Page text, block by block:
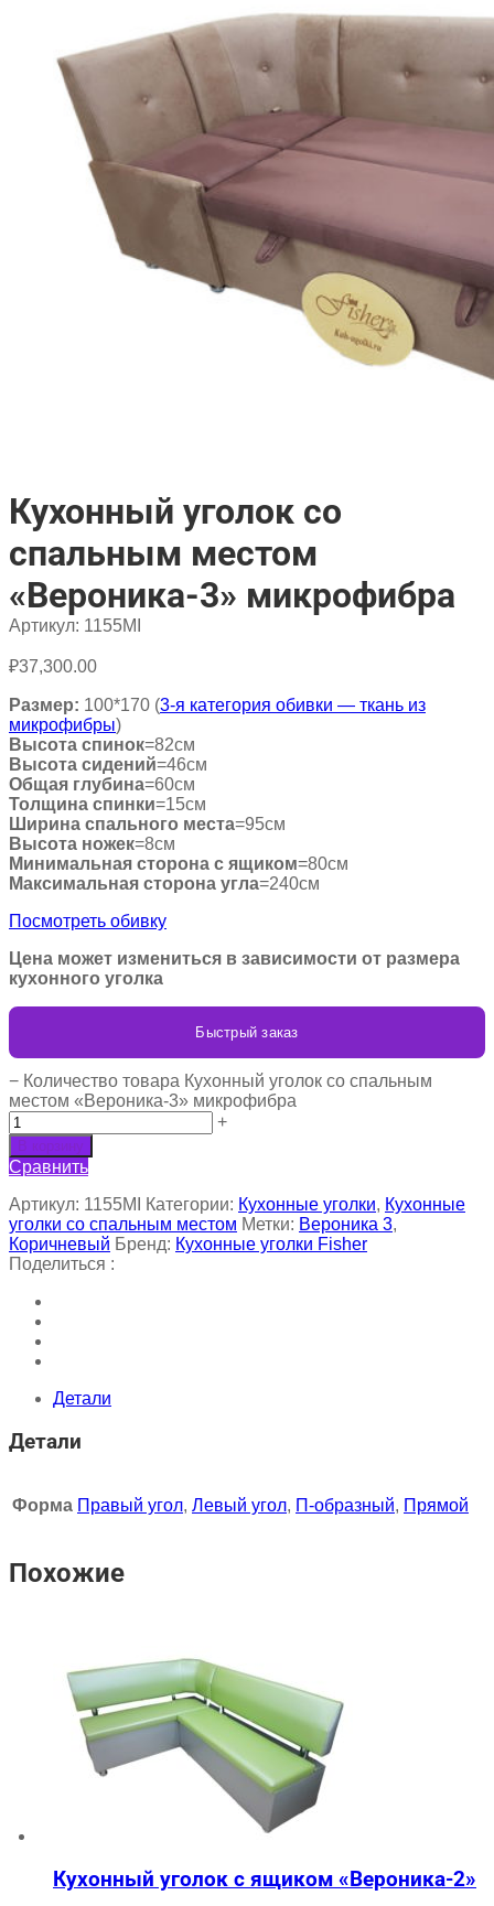
Кухонный уголок со
спальным местом
«Вероника-3» микрофибра
Артикул: 1155MI
₽37,300.00
Размер: 100*170 (3-я категория обивки — ткань из
микрофибры)
Высота спинок=82см
Высота сидений=46см
Общая глубина=60см
Толщина спинки=15см
Ширина спального места=95см
Высота ножек=8см
Минимальная сторона с ящиком=80см
Максимальная сторона угла=240см
Посмотреть обивку
Цена может измениться в зависимости от размера
кухонного уголка
Быстрый заказ
− Количество товара Кухонный уголок со спальным
местом «Вероника-3» микрофибра
+
В корзину
Сравнить
Артикул: 1155MI Категории: Кухонные уголки, Кухонные
уголки со спальным местом Метки: Вероника 3,
Коричневый Бренд: Кухонные уголки Fisher
Поделиться :
Детали
Детали
Форма Правый угол, Левый угол, П-образный, Прямой
Похожие
Кухонный уголок с ящиком «Вероника-2»